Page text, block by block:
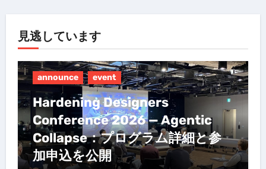
見逃しています
announce event
Hardening Designers
Conference 2026 — Agentic
Collapse：プログラム詳細と参
加申込を公開